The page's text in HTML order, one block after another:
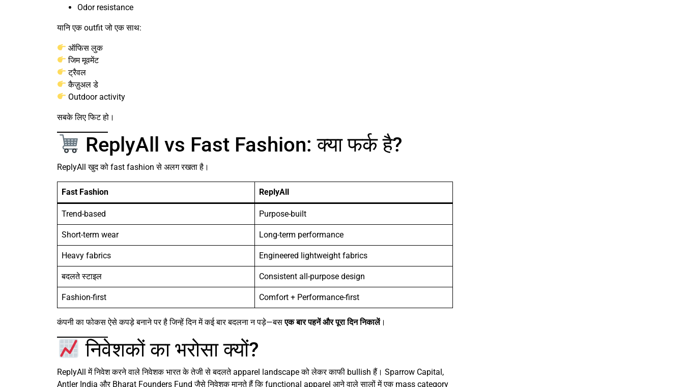
Odor resistance
यानि एक outfit जो एक साथ:
ऑफिस लुक
जिम मूवमेंट
ट्रैवल
कैज़ुअल डे
Outdoor activity
सबके लिए फिट हो।
ReplyAll vs Fast Fashion: क्या फर्क है?
ReplyAll खुद को fast fashion से अलग रखता है।
Fast Fashion ReplyAll
Trend-based Purpose-built
Short-term wear Long-term performance
Heavy fabrics Engineered lightweight fabrics
बदलते स्टाइल Consistent all-purpose design
Fashion-first Comfort + Performance-first
कंपनी का फोकस ऐसे कपड़े बनाने पर है जिन्हें दिन में कई बार बदलना न पड़े—बसएक बार पहनें और पूरा दिन निकालें।
निवेशकों का भरोसा क्यों?
ReplyAll में निवेश करने वाले निवेशक भारत के तेजी से बदलते apparel landscape को लेकर काफी bullish हैं। Sparrow Capital,
Antler India और Bharat Founders Fund जैसे निवेशक मानते हैं कि functional apparel आने वाले सालों में एक mass category